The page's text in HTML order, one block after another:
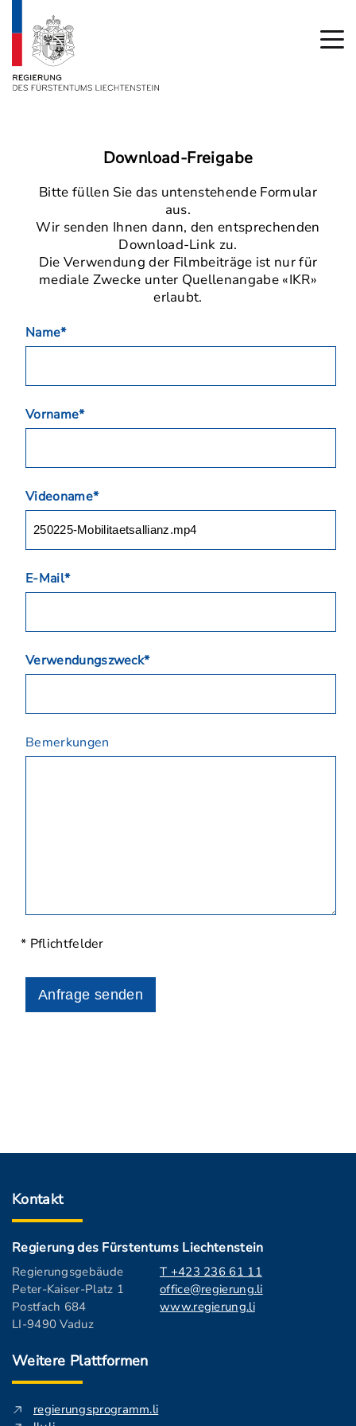
Download-Freigabe
Bitte füllen Sie das untenstehende Formular
aus.
Wir senden Ihnen dann, den entsprechenden
Download-Link zu.
Die Verwendung der Filmbeiträge ist nur für
mediale Zwecke unter Quellenangabe «IKR»
erlaubt.
Name*
Vorname*
Videoname*
E-Mail*
Verwendungszweck*
Bemerkungen
* Pflichtfelder
Anfrage senden
Kontakt
Regierung des Fürstentums Liechtenstein
Regierungsgebäude
Peter-Kaiser-Platz 1
Postfach 684
LI-9490 Vaduz
T +423 236 61 11
office@regierung.li
www.regierung.li
Weitere Plattformen
regierungsprogramm.li